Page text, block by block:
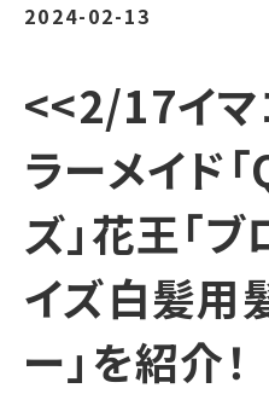
2024-02-13
<<2/17イマ
ラーメイド
ズ」花王「
イズ白髪用
ー」を紹介！